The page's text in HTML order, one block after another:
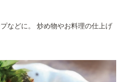
などに。 炒め物やお料理の仕上げ